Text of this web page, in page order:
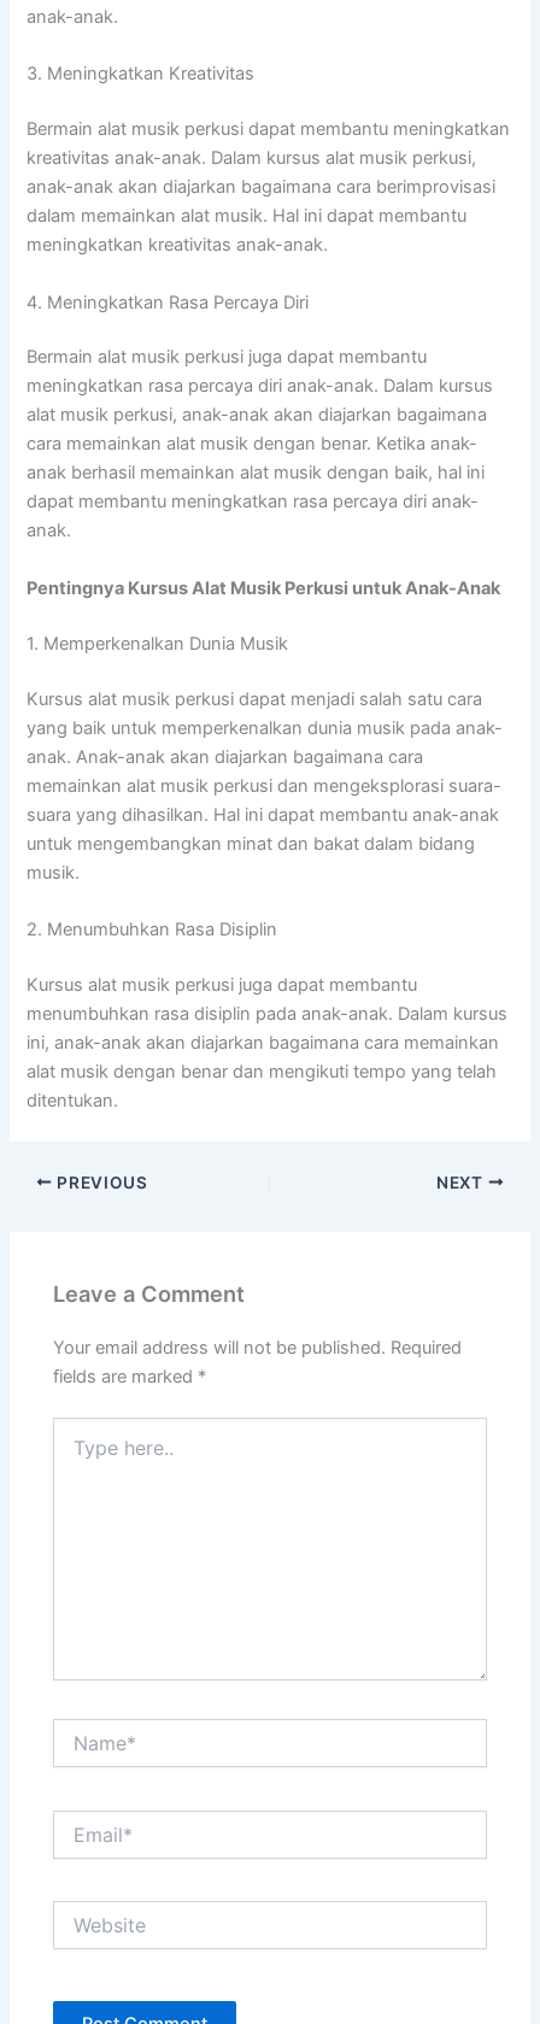
anak-anak.
3. Meningkatkan Kreativitas
Bermain alat musik perkusi dapat membantu meningkatkan
kreativitas anak-anak. Dalam kursus alat musik perkusi,
anak-anak akan diajarkan bagaimana cara berimprovisasi
dalam memainkan alat musik. Hal ini dapat membantu
meningkatkan kreativitas anak-anak.
4. Meningkatkan Rasa Percaya Diri
Bermain alat musik perkusi juga dapat membantu
meningkatkan rasa percaya diri anak-anak. Dalam kursus
alat musik perkusi, anak-anak akan diajarkan bagaimana
cara memainkan alat musik dengan benar. Ketika anak-
anak berhasil memainkan alat musik dengan baik, hal ini
dapat membantu meningkatkan rasa percaya diri anak-
anak.
Pentingnya Kursus Alat Musik Perkusi untuk Anak-Anak
1. Memperkenalkan Dunia Musik
Kursus alat musik perkusi dapat menjadi salah satu cara
yang baik untuk memperkenalkan dunia musik pada anak-
anak. Anak-anak akan diajarkan bagaimana cara
memainkan alat musik perkusi dan mengeksplorasi suara-
suara yang dihasilkan. Hal ini dapat membantu anak-anak
untuk mengembangkan minat dan bakat dalam bidang
musik.
2. Menumbuhkan Rasa Disiplin
Kursus alat musik perkusi juga dapat membantu
menumbuhkan rasa disiplin pada anak-anak. Dalam kursus
ini, anak-anak akan diajarkan bagaimana cara memainkan
alat musik dengan benar dan mengikuti tempo yang telah
ditentukan.
PREVIOUS NEXT
Leave a Comment
Your email address will not be published. Required
fields are marked *
here..